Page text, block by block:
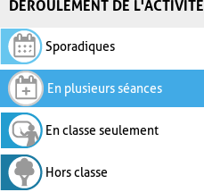
DÉROULEMENT DE L'ACTIVITÉ
Sporadiques
En plusieurs séances
En classe seulement
Hors classe